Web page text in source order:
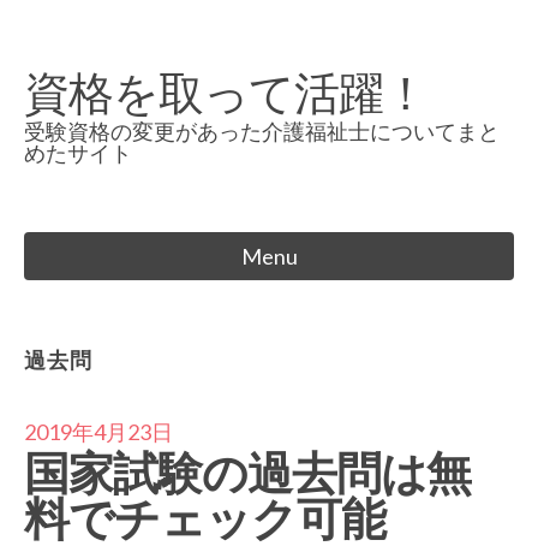
content
資格を取って活躍！
受験資格の変更があった介護福祉士についてまと
めたサイト
Menu
過去問
2019年4月23日
国家試験の過去問は無
料でチェック可能